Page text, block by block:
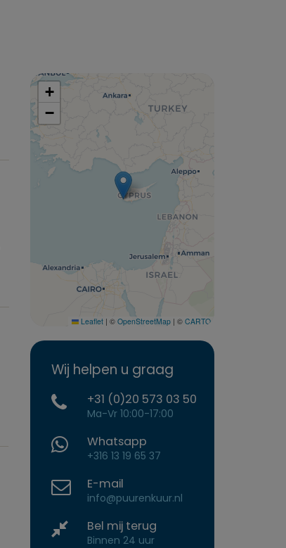
+
−
Leaflet | © OpenStreetMap | © CARTO
Wij helpen u graag
+31 (0)20 573 03 50
Ma-Vr 10:00-17:00
Whatsapp
+316 13 19 65 37
E-mail
info@puurenkuur.nl
Bel mij terug
Binnen 24 uur